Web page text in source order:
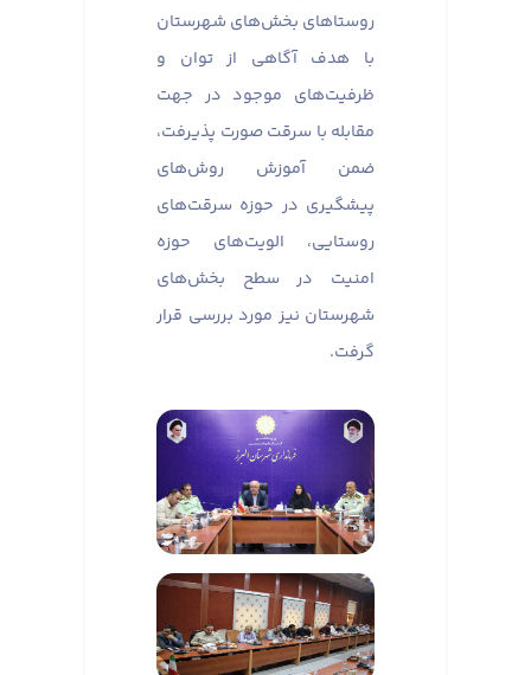
روستاهای بخش‌های شهرستان
با هدف آگاهی از توان و
ظرفیت‌های موجود در جهت
مقابله با سرقت صورت پذیرفت،
ضمن آموزش روش‌های
پیشگیری در حوزه سرقت‌های
روستایی، الویت‌های حوزه
امنیت در سطح بخش‌های
شهرستان نیز مورد بررسی قرار
گرفت.